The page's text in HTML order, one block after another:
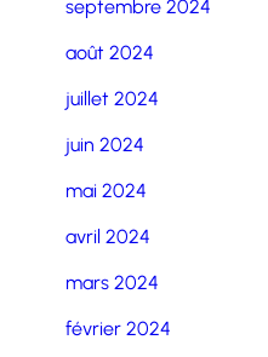
septembre 2024
août 2024
juillet 2024
juin 2024
mai 2024
avril 2024
mars 2024
février 2024